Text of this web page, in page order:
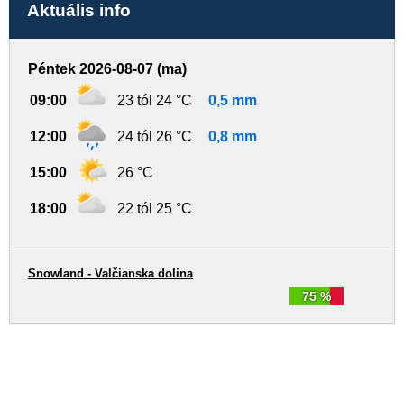
Aktuális info
Péntek 2026-08-07 (ma)
09:00 23 tól 24 °C 0,5 mm
12:00 24 tól 26 °C 0,8 mm
15:00 26 °C
18:00 22 tól 25 °C
75 %
Snowland - Valčianska dolina